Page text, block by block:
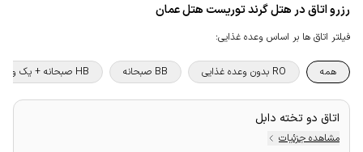
رزرو اتاق در هتل گرند توریست هتل عمان
فیلتر اتاق ها بر اساس وعده غذایی:
همه RO بدون وعده غذایی BB صبحانه HB صبحانه + یک وعده غذا
اتاق دو تخته دابل
مشاهده جزئیات